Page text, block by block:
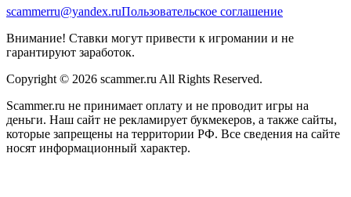
scammerru@yandex.ruПользовательское соглашение
Внимание! Ставки могут привести к игромании и не
гарантируют заработок.
Copyright © 2026 scammer.ru All Rights Reserved.
Scammer.ru не принимает оплату и не проводит игры на
деньги. Наш сайт не рекламирует букмекеров, а также сайты,
которые запрещены на территории РФ. Все сведения на сайте
носят информационный характер.